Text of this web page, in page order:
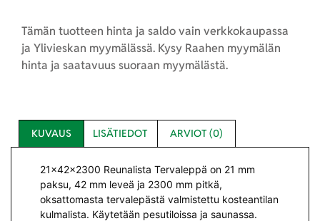
Tämän tuotteen hinta ja saldo vain verkkokaupassa
ja Ylivieskan myymälässä. Kysy Raahen myymälän
hinta ja saatavuus suoraan myymälästä.
KUVAUS LISÄTIEDOT ARVIOT (0)
21x42x2300 Reunalista Tervaleppä on 21 mm
paksu, 42 mm leveä ja 2300 mm pitkä,
oksattomasta tervalepästä valmistettu kosteantilan
kulmalista. Käytetään pesutiloissa ja saunassa.